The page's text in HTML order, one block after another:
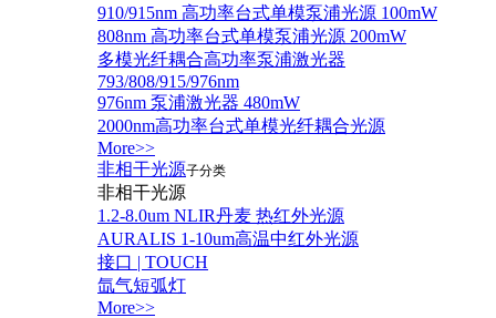
910/915nm 高功率台式单模泵浦光源 100mW
808nm 高功率台式单模泵浦光源 200mW
多模光纤耦合高功率泵浦激光器
793/808/915/976nm
976nm 泵浦激光器 480mW
2000nm高功率台式单模光纤耦合光源
More>>
非相干光源子分类
非相干光源
1.2-8.0um NLIR丹麦 热红外光源
AURALIS 1-10um高温中红外光源
接口 | TOUCH
氙气短弧灯
More>>